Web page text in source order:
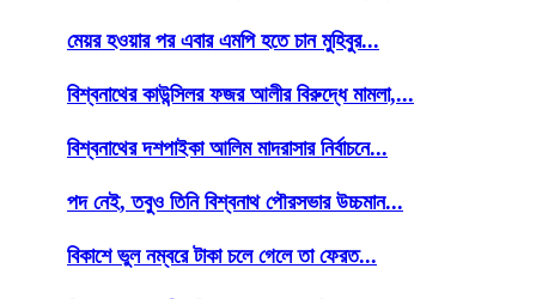
মেয়র হওয়ার পর এবার এমপি হতে চান মুহিবুর...
বিশ্বনাথের কাউন্সিলর ফজর আলীর বিরুদ্ধে মামলা,...
বিশ্বনাথের দশপাইকা আলিম মাদরাসার নির্বাচনে...
পদ নেই, তবুও তিনি বিশ্বনাথ পৌরসভার উচ্চমান...
বিকাশে ভুল নম্বরে টাকা চলে গেলে তা ফেরত...